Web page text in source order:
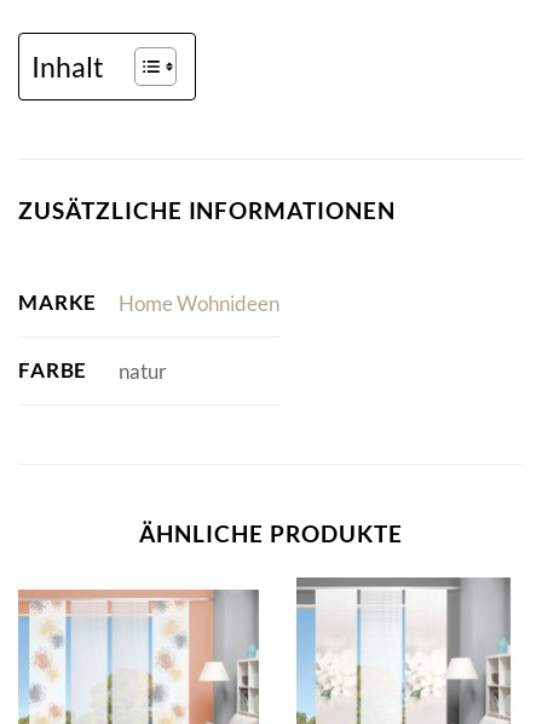
Inhalt
ZUSÄTZLICHE INFORMATIONEN
MARKE Home Wohnideen
FARBE natur
ÄHNLICHE PRODUKTE